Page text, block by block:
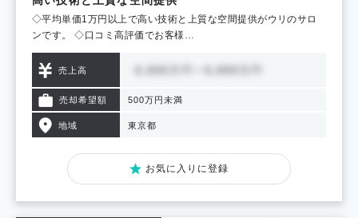
◇平均単価1万円以上で高い技術と上質な空間提供がウリのサロ
ンです。 ◇口コミ高評価でお客様…
売上高
売却希望額 500万円未満
地域 東京都
お気に入りに登録